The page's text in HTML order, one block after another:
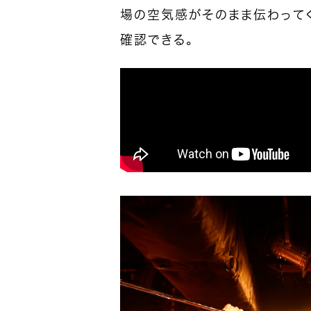
場の空気感がそのまま伝わっ
確認できる。